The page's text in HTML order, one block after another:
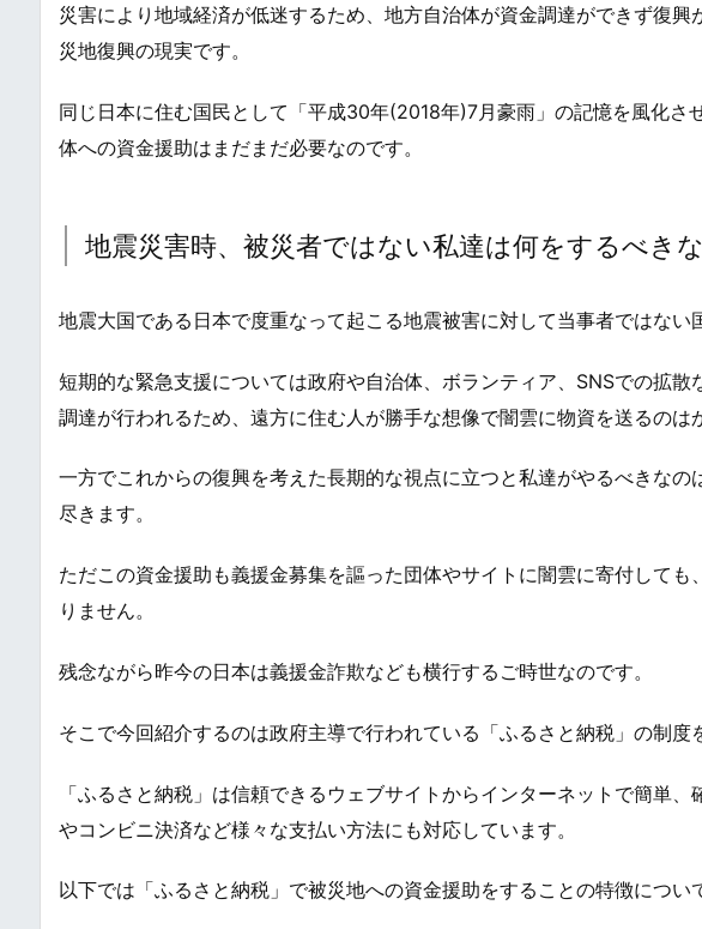
災害により地域経済が低迷するため、地方自治体が資金調達ができず復
災地復興の現実です。
同じ日本に住む国民として「平成30年(2018年)7月豪雨」の記憶を風化さ
体への資金援助はまだまだ必要なのです。
地震災害時、被災者ではない私達は何をするべき
地震大国である日本で度重なって起こる地震被害に対して当事者ではない
短期的な緊急支援については政府や自治体、ボランティア、SNSでの拡
調達が行われるため、遠方に住む人が勝手な想像で闇雲に物資を送るのは
一方でこれからの復興を考えた長期的な視点に立つと私達がやるべきな
尽きます。
ただこの資金援助も義援金募集を謳った団体やサイトに闇雲に寄付して
りません。
残念ながら昨今の日本は義援金詐欺なども横行するご時世なのです。
そこで今回紹介するのは政府主導で行われている「ふるさと納税」の制度
「ふるさと納税」は信頼できるウェブサイトからインターネットで簡単
やコンビニ決済など様々な支払い方法にも対応しています。
以下では「ふるさと納税」で被災地への資金援助をすることの特徴につい